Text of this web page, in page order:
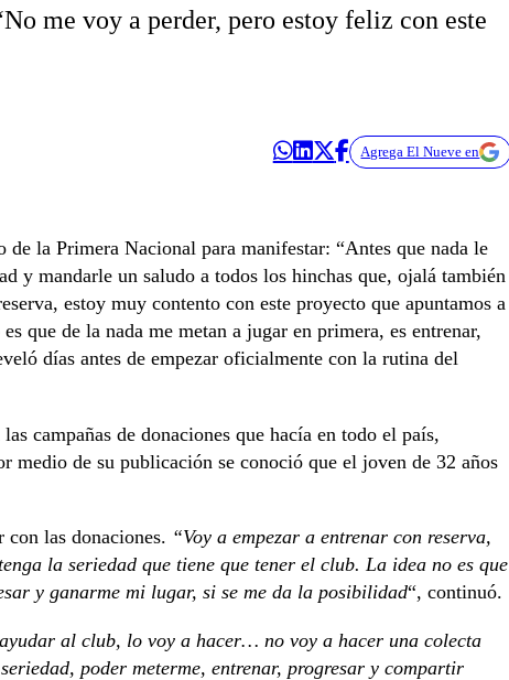
me voy a perder, pero estoy feliz con este
Agrega El Nueve en
la Primera Nacional para manifestar: “Antes que nada le
y mandarle un saludo a todos los hinchas que, ojalá también
estoy muy contento con este proyecto que apuntamos a
que de la nada me metan a jugar en primera, es entrenar,
días antes de empezar oficialmente con la rutina del
campañas de donaciones que hacía en todo el país,
medio de su publicación se conoció que el joven de 32 años
con las donaciones. “Voy a empezar a entrenar con reserva,
la seriedad que tiene que tener el club. La idea no es que
y ganarme mi lugar, si se me da la posibilidad“, continuó.
al club, lo voy a hacer… no voy a hacer una colecta
poder meterme, entrenar, progresar y compartir